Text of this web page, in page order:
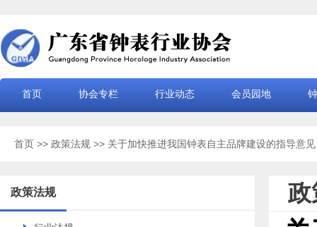
首页 协会专栏 行业动态 会员园地
首页 >> 政策法规 >> 关于加快推进我国钟表自主品牌建设的指导意见
政策法规 政